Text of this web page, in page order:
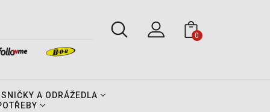
0
A ODRÁŽEDLA